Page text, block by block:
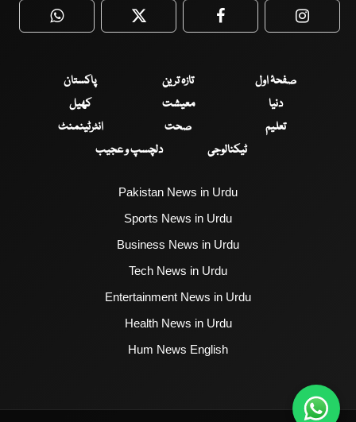
WhatsApp Twitter Facebook
صفحۂ اول تازہ ترین
پاکستان
دنیا
معیشت
کھیل
تعلیم
صحت
انٹرٹینمنٹ
ٹیکنالوجی
دلچسپ و عجیب
Pakistan News in Urdu
Sports News in Urdu
Business News in Urdu
Tech News in Urdu
Entertainment News in Urdu
Health News in Urdu
Hum News English